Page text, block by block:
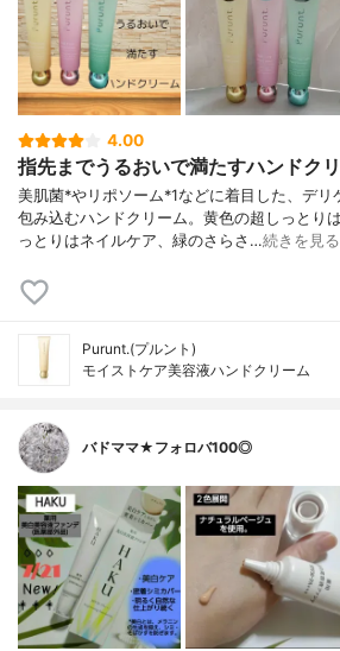
4.00
指先までうるおいで満たすハンドク
美肌菌*やリポソーム*1などに着目した、デリ
包み込むハンドクリーム。黄色の超しっとり
っとりはネイルケア、緑のさらさ…続きを見る
Purunt.(プルント)
モイストケア美容液ハンドクリーム
バドママ★フォロバ100◎